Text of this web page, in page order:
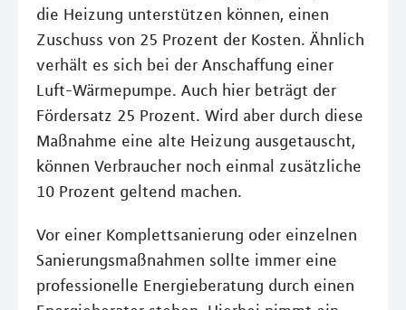
die Heizung unterstützen können, einen
Zuschuss von 25 Prozent der Kosten. Ähnlich
verhält es sich bei der Anschaffung einer
Luft-Wärmepumpe. Auch hier beträgt der
Fördersatz 25 Prozent. Wird aber durch diese
Maßnahme eine alte Heizung ausgetauscht,
können Verbraucher noch einmal zusätzliche
10 Prozent geltend machen.
Vor einer Komplettsanierung oder einzelnen
Sanierungsmaßnahmen sollte immer eine
professionelle Energieberatung durch einen